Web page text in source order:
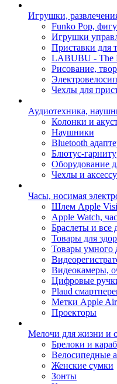
Игрушки,
Funko Pop,
Игрушки
Приставки для
LABUBU - The
Рисование,
Чехлы для
Аудиотехника,
Колонки и
Наушники
Bluetooth
Блютус-
Оборудование
Чехлы и
Часы, носимая
Шлем Apple
Apple Watch,
Браслеты и все
Товары для
Товары умного
Видеокамеры,
Цифровые
Plaud
Метки Apple
Проекторы
Мелочи для жизни и
Брелоки и
Велосипедные
Женские сумки
Зонты